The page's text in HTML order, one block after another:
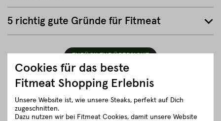
5 richtig gute Gründe für Fitmeat
Cookies für das beste
Fitmeat Shopping Erlebnis
Unsere Website ist, wie unsere Steaks, perfekt auf Dich
zugeschnitten.
Dazu nutzen wir bei Fitmeat Cookies, damit unsere Website